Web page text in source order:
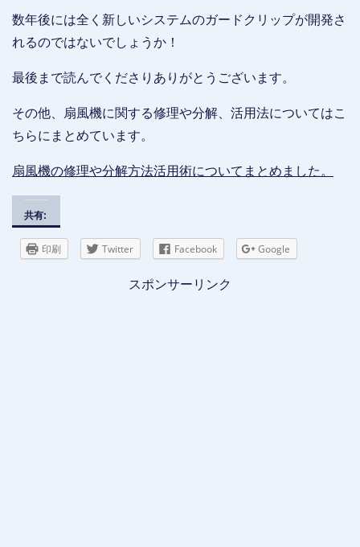
数年後には全く新しいシステムのガードクリップが開発さ
れるのではないでしょうか！
最後まで読んでくださりありがとうございます。
その他、扇風機に関する修理や分解、活用法についてはこ
ちらにまとめています。
扇風機の修理や分解方法活用術についてまとめました。
共有:
印刷 Twitter Facebook Google
スポンサーリンク